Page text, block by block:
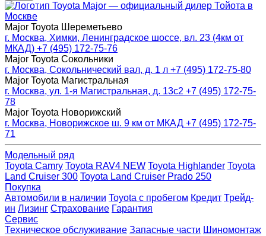
Major — официальный дилер Тойота в
Москве
Major Toyota Шереметьево
г. Москва, Химки, Ленинградское шоссе, вл. 23 (4км от
МКАД) +7 (495) 172-75-76
Major Toyota Сокольники
г. Москва, Сокольнический вал, д. 1 л +7 (495) 172-75-80
Major Toyota Магистральная
г. Москва, ул. 1-я Магистральная, д. 13с2 +7 (495) 172-75-
78
Major Toyota Новорижский
г. Москва, Новорижское ш. 9 км от МКАД +7 (495) 172-75-
71
Модельный ряд
Toyota Camry Toyota RAV4 NEW Toyota Highlander Toyota
Land Cruiser 300 Toyota Land Cruiser Prado 250
Покупка
Автомобили в наличии Toyota с пробегом Кредит Трейд-
ин Лизинг Страхование Гарантия
Сервис
Техническое обслуживание Запасные части Шиномонтаж